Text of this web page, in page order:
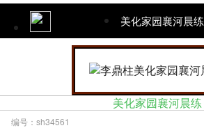
美化家园襄河晨练
美化家园襄河晨练
编号：sh34561